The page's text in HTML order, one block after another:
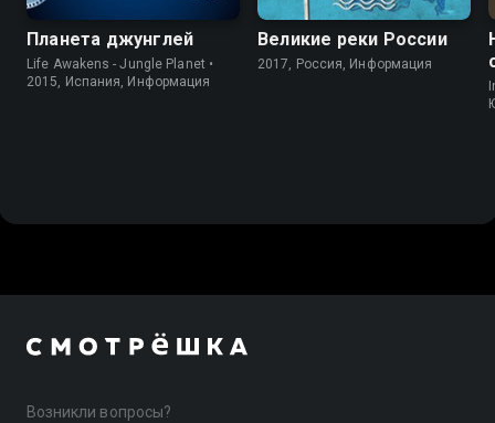
Планета джунглей
Life Awakens - Jungle Planet •
2015, Испания, Информация
Великие реки России
2017, Россия, Информация
Возникли вопросы?